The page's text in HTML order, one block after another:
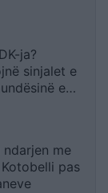
ja?
sinjalet e
e
me
pas